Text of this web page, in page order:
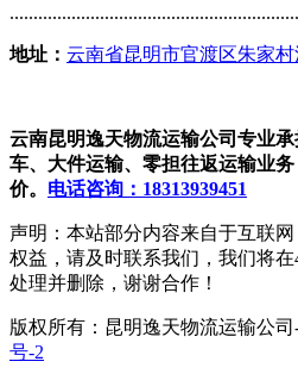
地址： 云南省昆明市官渡区朱家
云南昆明逸天物流运输公司专业
车、大件运输、零担往返运输业
价。 电话咨询：18313939451
声明：本站部分内容来自于互联
权益，请及时联系我们，我们将
处理并删除，谢谢合作！
版权所有：昆明逸天物流运输公司
号-2